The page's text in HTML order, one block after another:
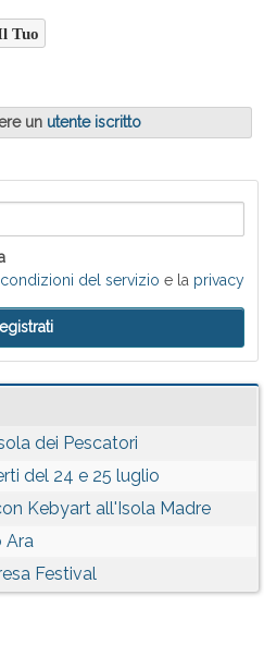
Tuo
un utente iscritto
condizioni del servizio e la privacy
dei Pescatori
del 24 e 25 luglio
Kebyart all'Isola Madre
Ara
Festival